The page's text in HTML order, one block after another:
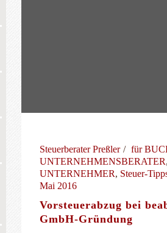
Steuerberater Preßler
für
UNTERNEHMENSBERATER,
UNTERNEHMER, Steuer-
Mai 2016
Vorsteuerabzug bei
GmbH-Gründung